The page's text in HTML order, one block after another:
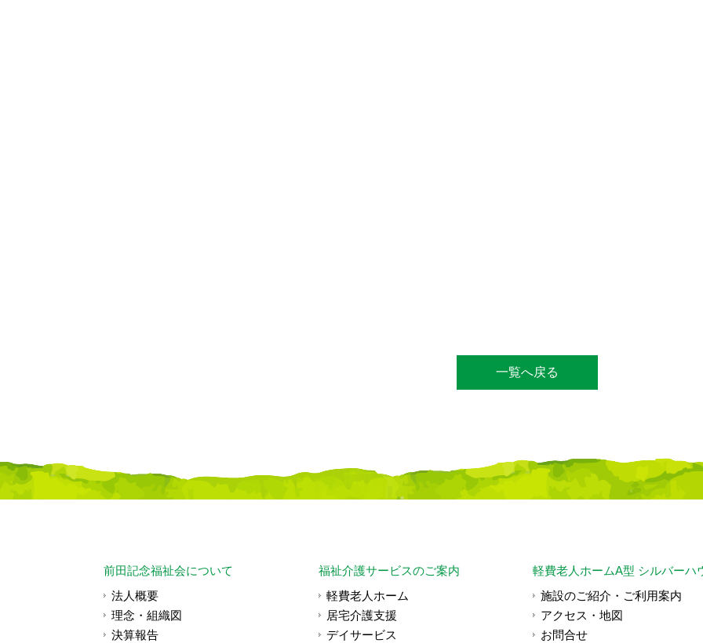
一覧へ戻る
前田記念福祉会について
法人概要
理念・組織図
決算報告
福祉介護サービスのご案内
軽費老人ホーム
居宅介護支援
デイサービス
軽費老人ホームA型 シルバーハ
施設のご紹介・ご利用案内
アクセス・地図
お問合せ